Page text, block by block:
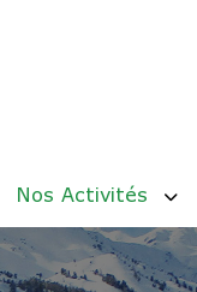
Nos Activités